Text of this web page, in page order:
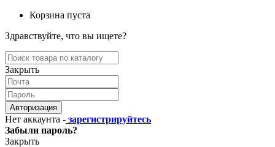
Корзина пуста
Здравствуйте, что вы ищете?
Закрыть
Авторизация
Нет аккаунта - зарегистрируйтесь
Забыли пароль?
Закрыть